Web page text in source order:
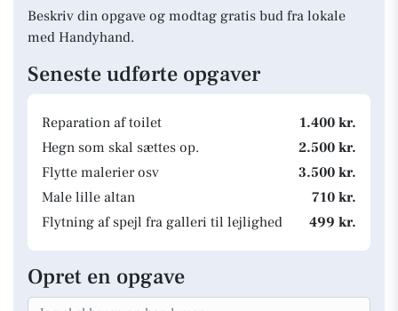
Beskriv din opgave og modtag gratis bud fra lokale
med Handyhand.
Seneste udførte opgaver
Reparation af toilet
1.400 kr.
Hegn som skal sættes op.
2.500 kr.
Flytte malerier osv
3.500 kr.
Male lille altan
710 kr.
Flytning af spejl fra galleri til lejlighed
499 kr.
Opret en opgave